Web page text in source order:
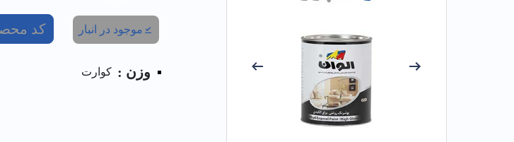
موجود در انبار کد
وزن : کوارت